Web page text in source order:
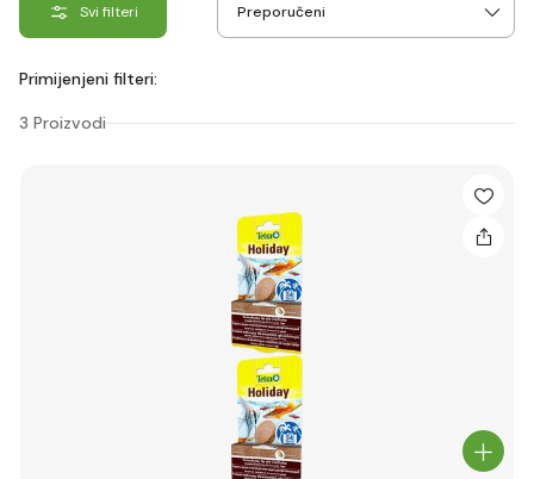
Svi filteri
Primijenjeni filteri:
3 Proizvodi